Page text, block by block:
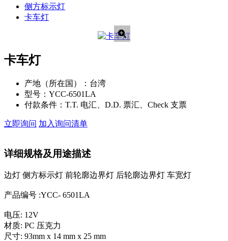
侧方标示灯
卡车灯
卡车灯
产地（所在国）： 台湾
型号： YCC-6501LA
付款条件： T.T. 电汇、D.D. 票汇、Check 支票
立即询问 加入询问清单
详细规格及用途描述
边灯 侧方标示灯 前轮廓边界灯 后轮廓边界灯 车宽灯
产品编号 :YCC- 6501LA
电压: 12V
材质: PC 压克力
尺寸: 93mm x 14 mm x 25 mm